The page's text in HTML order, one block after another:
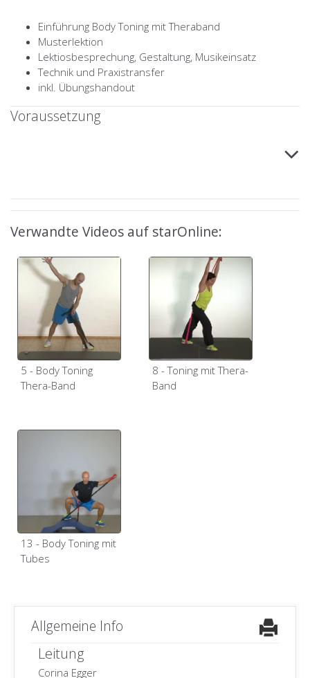
Einführung Body Toning mit Theraband
Musterlektion
Lektiosbesprechung, Gestaltung, Musikeinsatz
Technik und Praxistransfer
inkl. Übungshandout
Voraussetzung
Verwandte Videos auf starOnline:
5 - Body Toning
Thera-Band
8 - Toning mit Thera-
Band
13 - Body Toning mit
Tubes
Allgemeine Info
Leitung
Corina Egger